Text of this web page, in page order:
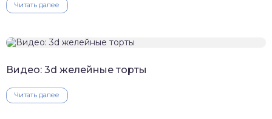
Читать далее
Видео: 3d желейные торты
Читать далее